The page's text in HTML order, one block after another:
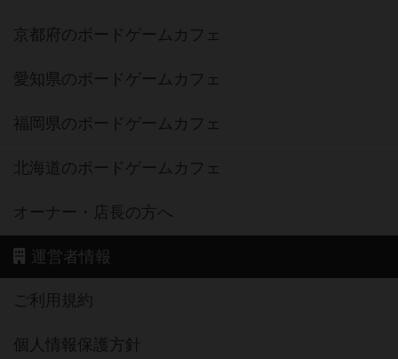
京都府のボードゲームカフェ
愛知県のボードゲームカフェ
福岡県のボードゲームカフェ
北海道のボードゲームカフェ
オーナー・店長の方へ
運営者情報
ご利用規約
個人情報保護方針